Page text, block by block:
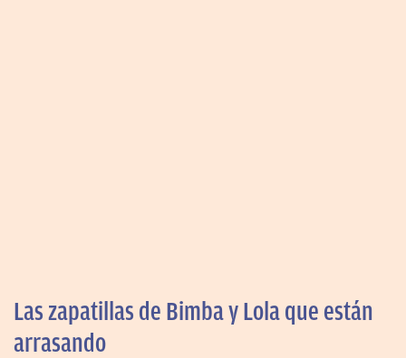
Las zapatillas de Bimba y Lola que están
arrasando